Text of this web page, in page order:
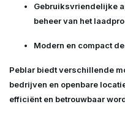
Gebruiksvriendelijke
beheer van het
Modern en compact
Peblar biedt verschillende
bedrijven en openbare
efficiënt en betrouwbaar